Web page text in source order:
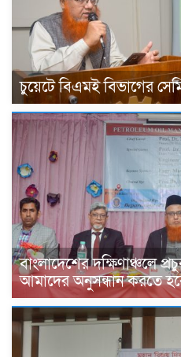
চুয়েটে বিএমই বিভাগের
বাংলাদেশের দক্ষিণাঞ্চলে
আমাদের অনুসন্ধান করতে